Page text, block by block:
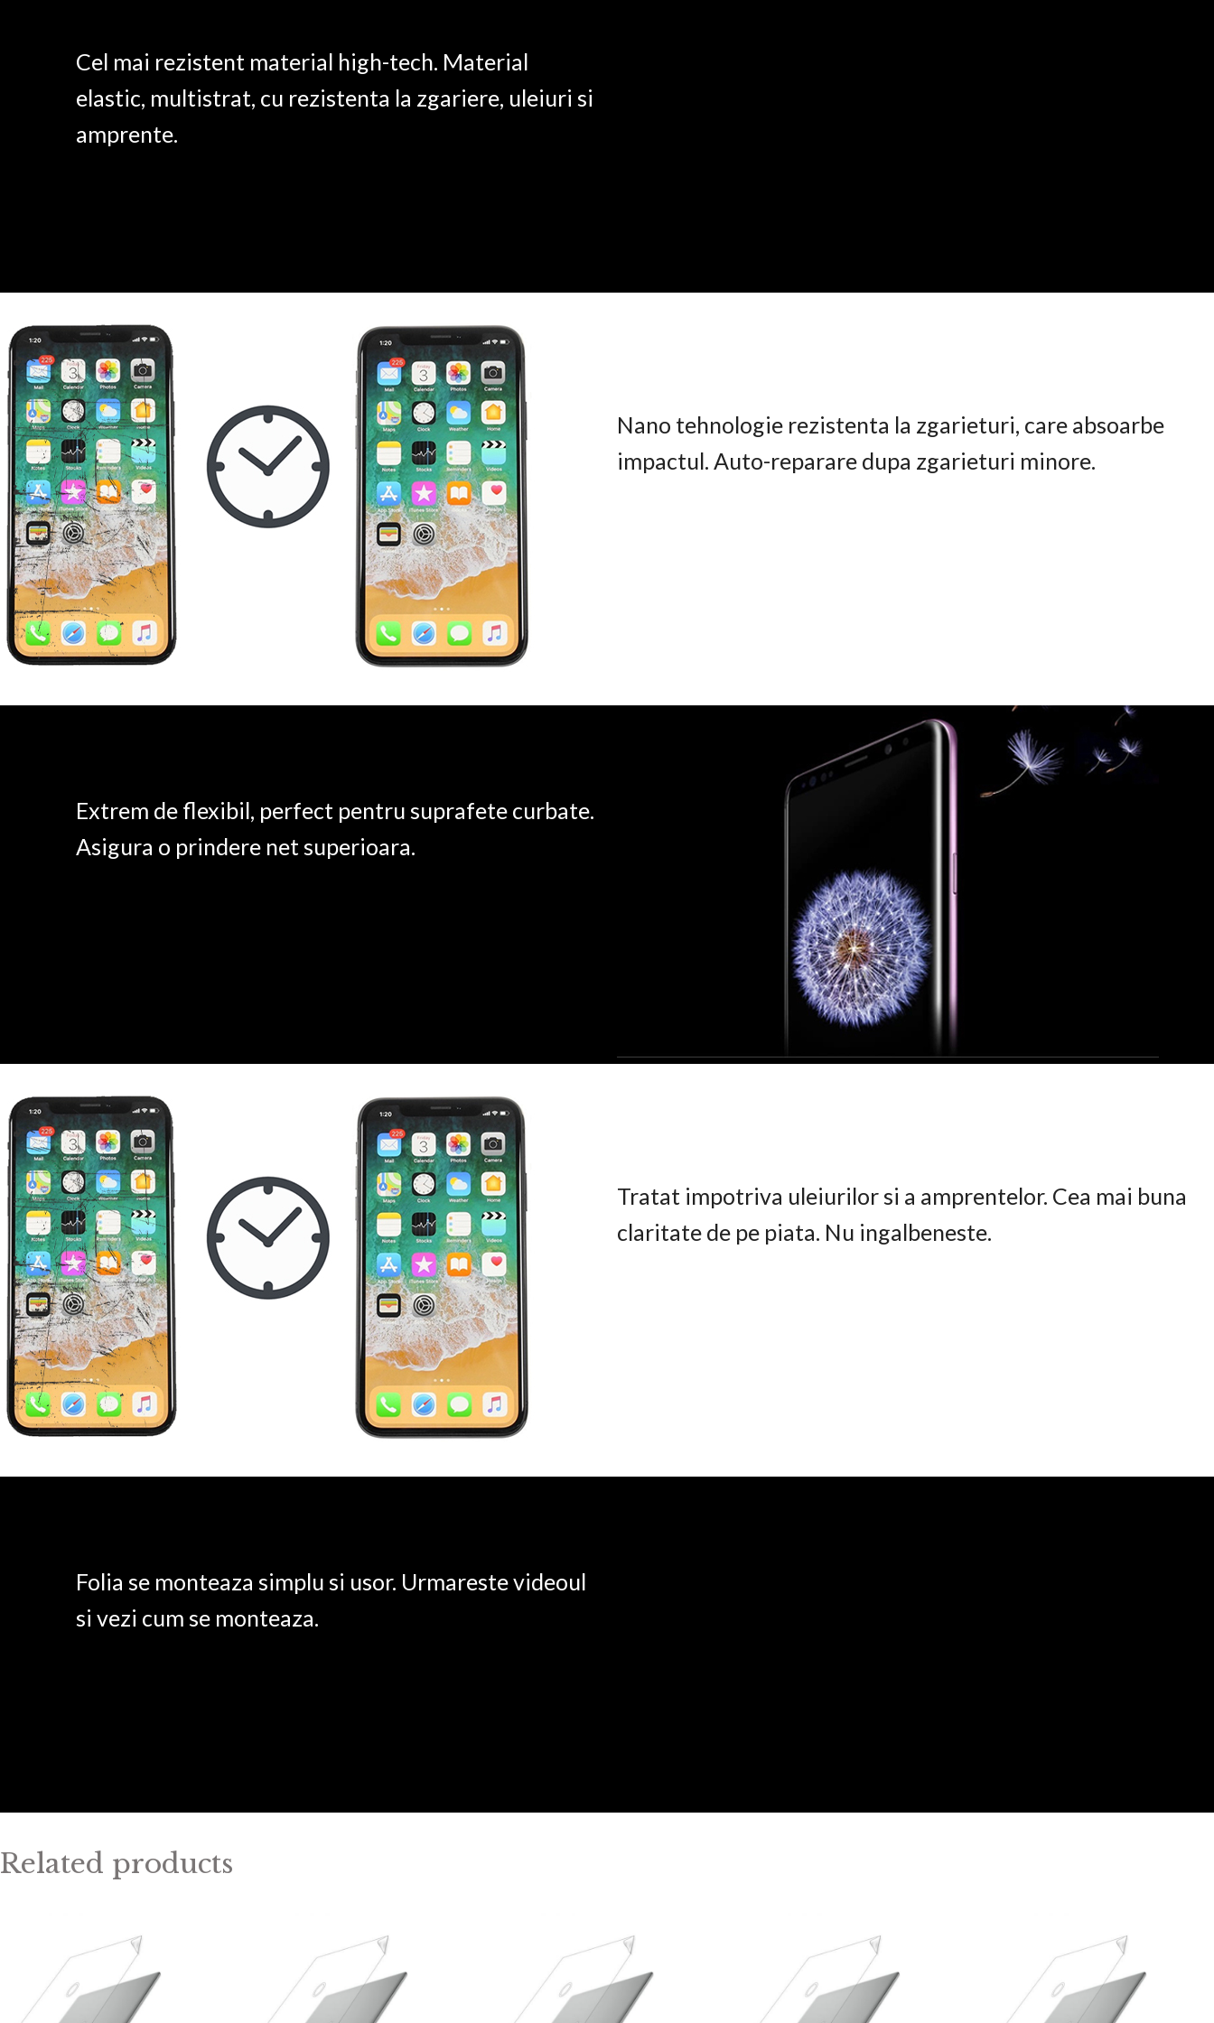
Cel mai rezistent material high-tech. Material
elastic, multistrat, cu rezistenta la zgariere, uleiuri si
amprente.
Nano tehnologie rezistenta la zgarieturi, care absoarbe
impactul. Auto-reparare dupa zgarieturi minore.
Extrem de flexibil, perfect pentru suprafete curbate.
Asigura o prindere net superioara.
Tratat impotriva uleiurilor si a amprentelor. Cea mai buna
claritate de pe piata. Nu ingalbeneste.
Folia se monteaza simplu si usor. Urmareste videoul
si vezi cum se monteaza.
Related products